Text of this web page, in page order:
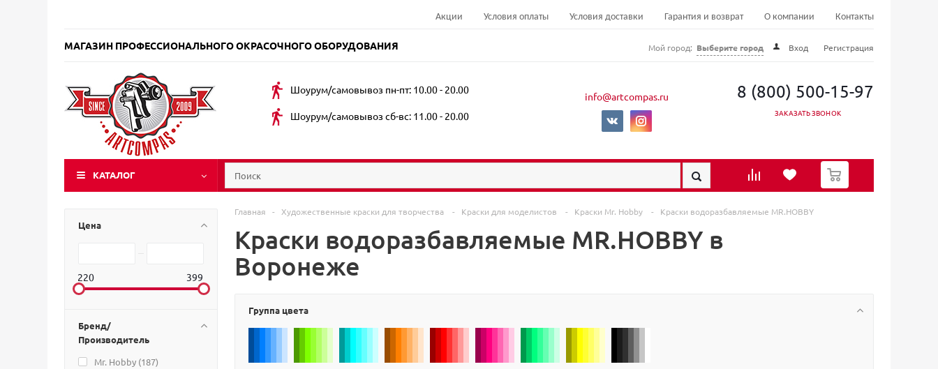
Акции Условия оплаты Условия доставки Гарантия и возврат О компании Контакты
МАГАЗИН ПРОФЕССИОНАЛЬНОГО ОКРАСОЧНОГО ОБОРУДОВАНИЯ Мой город: Выберите город Вход Регистрация
Шоурум/самовывоз пн-пт: 10.00 - 20.00
Шоурум/самовывоз сб-вс: 11.00 - 20.00
info@artcompas.ru 8 (800) 500-15-97
ЗАКАЗАТЬ ЗВОНОК
КАТАЛОГ
0
Цена
220 399
Бренд/
Производитель
Mr. Hobby (187)
Главная - Художественные краски для творчества - Краски для моделистов - Краски Mr. Hobby - Краски водоразбавляемые MR.HOBBY
Краски водоразбавляемые MR.HOBBY в
Воронеже
Группа цвета